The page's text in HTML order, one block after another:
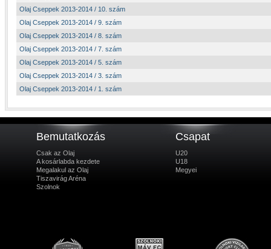
Olaj Cseppek 2013-2014 / 10. szám
Olaj Cseppek 2013-2014 / 9. szám
Olaj Cseppek 2013-2014 / 8. szám
Olaj Cseppek 2013-2014 / 7. szám
Olaj Cseppek 2013-2014 / 5. szám
Olaj Cseppek 2013-2014 / 3. szám
Olaj Cseppek 2013-2014 / 1. szám
Bemutatkozás
Csak az Olaj
A kosárlabda kezdete
Megalakul az Olaj
Tiszavirág Aréna
Szolnok
Csapat
U20
U18
Megyei